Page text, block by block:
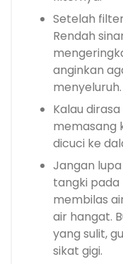
Setelah
Rendah
anginkan
menyeluruh.
Kalau
memasang
dicuci ke
Jangan
tangki pada
membilas
air hangat.
yang sulit,
sikat gigi.